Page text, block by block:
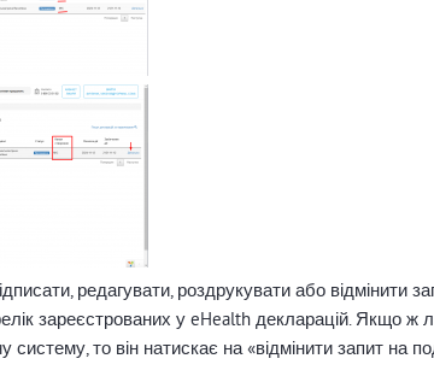
редагувати, роздрукувати або відмінити
зареєстрованих у eHealth декларацій. Якщо ж
то він натискає на «відмінити запит на